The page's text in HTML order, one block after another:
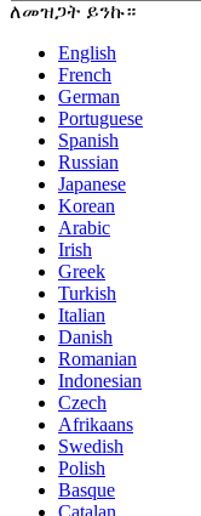
ለመዝጋት ይንኩ።
English
French
German
Portuguese
Spanish
Russian
Japanese
Korean
Arabic
Irish
Greek
Turkish
Italian
Danish
Romanian
Indonesian
Czech
Afrikaans
Swedish
Polish
Basque
Catalan